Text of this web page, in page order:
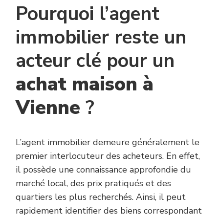
Pourquoi l’agent
immobilier reste un
acteur clé pour un
achat maison à
Vienne ?
L’agent immobilier demeure généralement le
premier interlocuteur des acheteurs. En effet,
il possède une connaissance approfondie du
marché local, des prix pratiqués et des
quartiers les plus recherchés. Ainsi, il peut
rapidement identifier des biens correspondant